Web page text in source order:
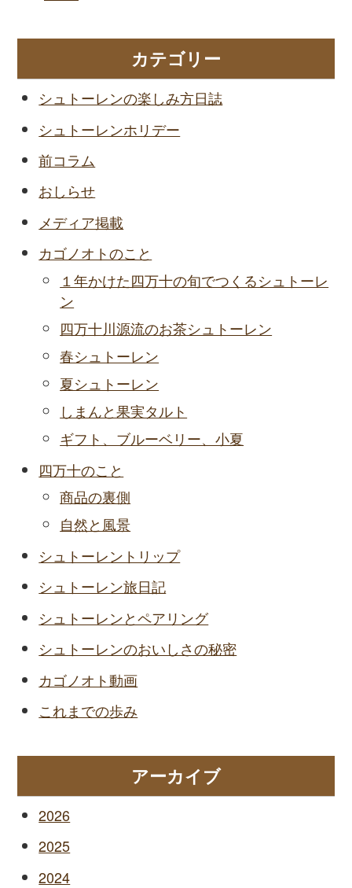
カテゴリー
シュトーレンの楽しみ方日誌
シュトーレンホリデー
前コラム
おしらせ
メディア掲載
カゴノオトのこと
１年かけた四万十の旬でつくるシュトーレ
ン
四万十川源流のお茶シュトーレン
春シュトーレン
夏シュトーレン
しまんと果実タルト
ギフト、ブルーベリー、小夏
四万十のこと
商品の裏側
自然と風景
シュトーレントリップ
シュトーレン旅日記
シュトーレンとペアリング
シュトーレンのおいしさの秘密
カゴノオト動画
これまでの歩み
アーカイブ
2026
2025
2024